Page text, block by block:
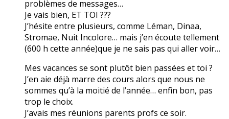
problèmes de messages…
Je vais bien, ET TOI ???
J’hésite entre plusieurs, comme Léman, Dinaa,
Stromae, Nuit Incolore… mais j’en écoute tellement
(600 h cette année)que je ne sais pas qui aller voir…
Mes vacances se sont plutôt bien passées et toi ?
J’en aie déjà marre des cours alors que nous ne
sommes qu’à la moitié de l’année… enfin bon, pas
trop le choix.
J’avais mes réunions parents profs ce soir.